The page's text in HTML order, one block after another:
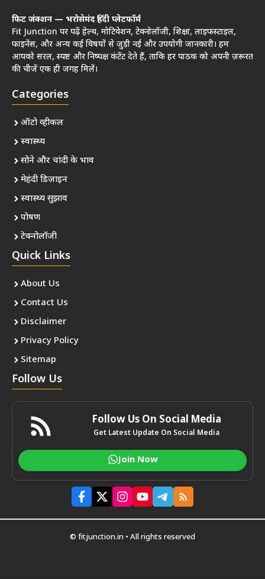
फिट जंक्शन — भरोसेमंद हिंदी प्लेटफॉर्म
Fit Junction पर पढ़ें हेल्थ, मोटिवेशन, टेक्नोलॉजी, शिक्षा, लाइफस्टाइल,
फाइनेंस, और अन्य कई विषयों से जुड़ी नई और उपयोगी जानकारी। हम
आपको सरल, स्पष्ट और निष्पक्ष कंटेंट देते हैं, ताकि हर पाठक को अपनी ज़रूरत
की चीजें एक ही जगह मिलें।
Categories
ऑटो व्हीकल
स्वास्थ्य
सोने और चांदी के भाव
मेहंदी डिज़ाइन
स्वास्थ्य सुझाव
पोषण
टेक्नोलॉजी
Quick Links
About Us
Contact Us
Disclaimer
Privacy Policy
Sitemap
Follow Us
Follow Us On Social Media
Get Latest Update On Social Media
Join Now
© fitjunction.in • All rights reserved